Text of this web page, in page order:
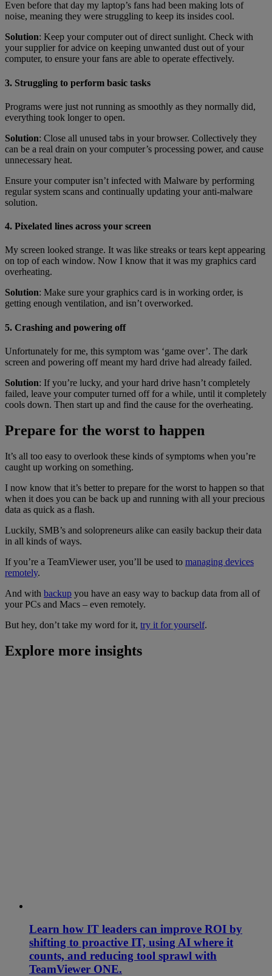
Even before that day my laptop’s fans had been making lots of
noise, meaning they were struggling to keep its insides cool.
Solution: Keep your computer out of direct sunlight. Check with
your supplier for advice on keeping unwanted dust out of your
computer, to ensure your fans are able to operate effectively.
3. Struggling to perform basic tasks
Programs were just not running as smoothly as they normally did,
everything took longer to open.
Solution: Close all unused tabs in your browser. Collectively they
can be a real drain on your computer’s processing power, and cause
unnecessary heat.
Ensure your computer isn’t infected with Malware by performing
regular system scans and continually updating your anti-malware
solution.
4. Pixelated lines across your screen
My screen looked strange. It was like streaks or tears kept appearing
on top of each window. Now I know that it was my graphics card
overheating.
Solution: Make sure your graphics card is in working order, is
getting enough ventilation, and isn’t overworked.
5. Crashing and powering off
Unfortunately for me, this symptom was ‘game over’. The dark
screen and powering off meant my hard drive had already failed.
Solution: If you’re lucky, and your hard drive hasn’t completely
failed, leave your computer turned off for a while, until it completely
cools down. Then start up and find the cause for the overheating.
Prepare for the worst to happen
It’s all too easy to overlook these kinds of symptoms when you’re
caught up working on something.
I now know that it’s better to prepare for the worst to happen so that
when it does you can be back up and running with all your precious
data as quick as a flash.
Luckily, SMB’s and solopreneurs alike can easily backup their data
in all kinds of ways.
If you’re a TeamViewer user, you’ll be used to managing devices
remotely.
And with backup you have an easy way to backup data from all of
your PCs and Macs – even remotely.
But hey, don’t take my word for it, try it for yourself.
Explore more insights
Learn how IT leaders can improve ROI by
shifting to proactive IT, using AI where it
counts, and reducing tool sprawl with
TeamViewer ONE.